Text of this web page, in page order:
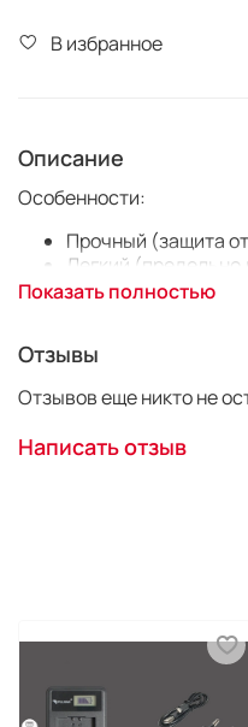
В избранное
Описание
Особенности:
Прочный (защита
Легкий (предельно
прочности)
CANON LP-Е6, LP-
Показать полностью
Отзывы
Отзывов еще никто не
Написать отзыв